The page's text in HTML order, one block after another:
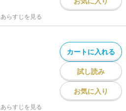
あらすじを見る
カートに入れる
試し読み
お気に入り
あらすじを見る